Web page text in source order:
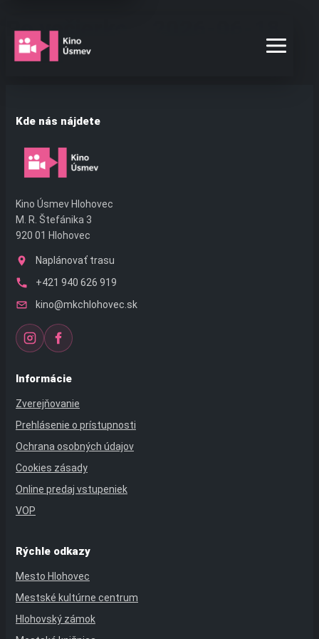
na
obsah
Po večierke – 2026-06-18
19:00
Kde nás nájdete
Kino Úsmev Hlohovec
M. R. Štefánika 3
920 01 Hlohovec
Naplánovať trasu
+421 940 626 919
kino@mkchlohovec.sk
Informácie
Zverejňovanie
Prehlásenie o prístupnosti
Ochrana osobných údajov
Cookies zásady
Online predaj vstupeniek
VOP
Rýchle odkazy
Mesto Hlohovec
Mestské kultúrne centrum
Hlohovský zámok